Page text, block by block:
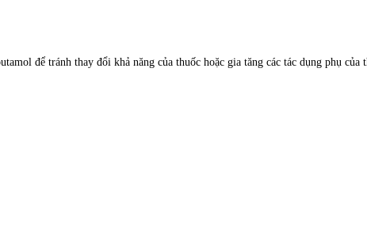
để tránh thay đổi khả năng của thuốc hoặc gia tăng các tác dụng phụ của